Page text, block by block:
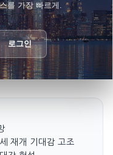
를 가장 빠르게.
로그인
재개 기대감 고조